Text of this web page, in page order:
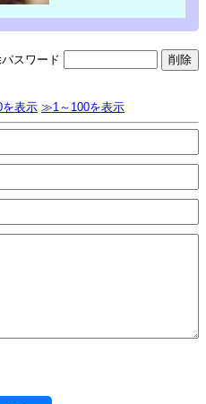
スワード
表示 ≫1～100を表示